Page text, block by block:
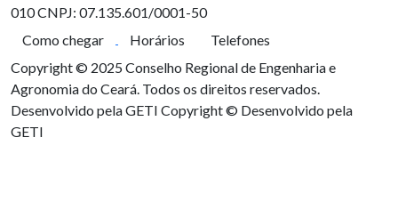
010CNPJ: 07.135.601/0001-50
Como chegar
Horários
Telefones
Copyright © 2025 Conselho Regional de Engenharia e
Agronomia do Ceará. Todos os direitos reservados.
Desenvolvido pela GETI Copyright © Desenvolvido pela
GETI